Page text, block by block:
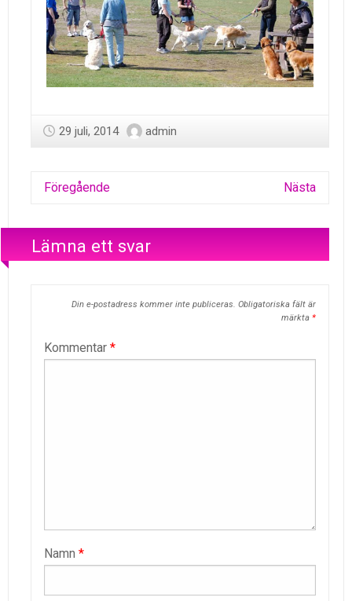
29 juli, 2014 admin
Föregående Nästa
Lämna ett svar
Din e-postadress kommer inte publiceras. Obligatoriska fält är
märkta *
Kommentar *
Namn *